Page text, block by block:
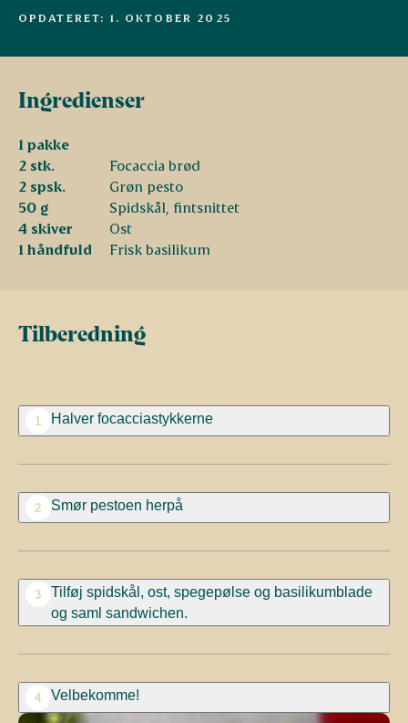
OPDATERET: 1. OKTOBER 2025
Ingredienser
1 pakke
2 stk.
Focaccia brød
2 spsk.
Grøn pesto
50 g
Spidskål, fintsnittet
4 skiver
Ost
1 håndfuld
Frisk basilikum
Tilberedning
1 Halver focacciastykkerne
2 Smør pestoen herpå
3
Tilføj spidskål, ost, spegepølse og basilikumblade
og saml sandwichen.
4 Velbekomme!